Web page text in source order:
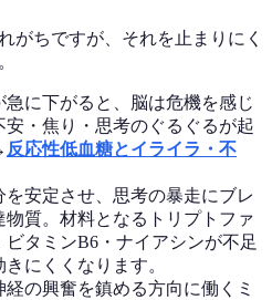
がちですが、それを止まりにく
急に下がると、脳は危機を感じ
・焦り・思考のぐるぐるが起
反応性低血糖とイライラ・不
を安定させ、思考の暴走にブレ
質。材料となるトリプトファ
タミンB6・ナイアシンが不足
にくくなります。
経の興奮を鎮める方向に働くミ